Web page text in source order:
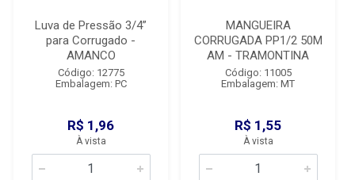
Luva de Pressão 3/4”
para Corrugado -
AMANCO
Código: 12775
Embalagem: PC
R$ 1,96
À vista
MANGUEIRA
CORRUGADA PP1/2 50M
AM - TRAMONTINA
Código: 11005
Embalagem: MT
R$ 1,55
À vista